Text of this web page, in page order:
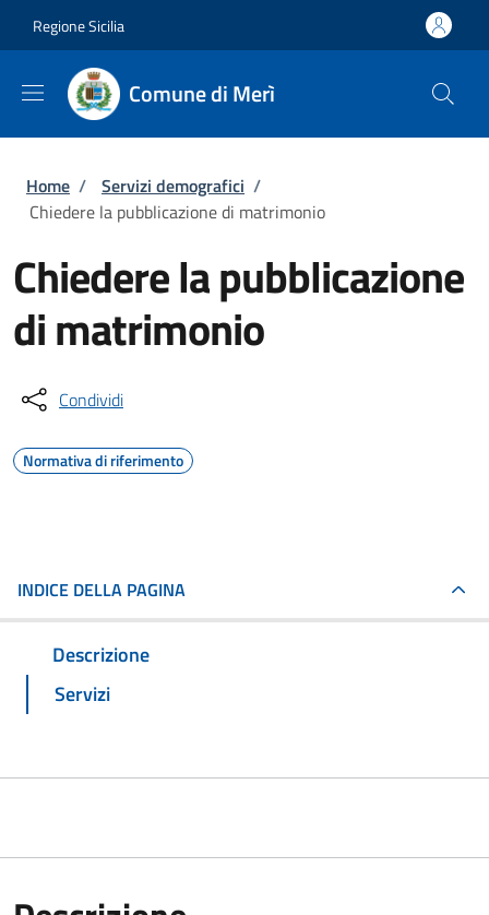
Regione Sicilia
Comune di Merì
Briciole di pane
Home / Servizi demografici /
Chiedere la pubblicazione di matrimonio
Chiedere la pubblicazione
di matrimonio
Condividi
Normativa di riferimento
INDICE DELLA PAGINA
Descrizione
Servizi